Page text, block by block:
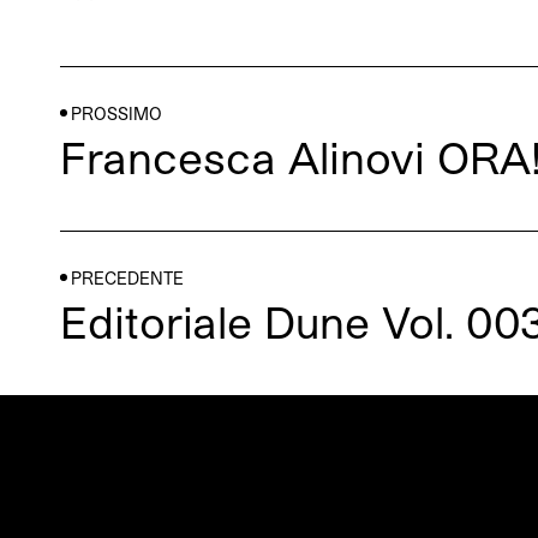
PROSSIMO
Francesca Alinovi ORA!
PRECEDENTE
Editoriale Dune Vol.